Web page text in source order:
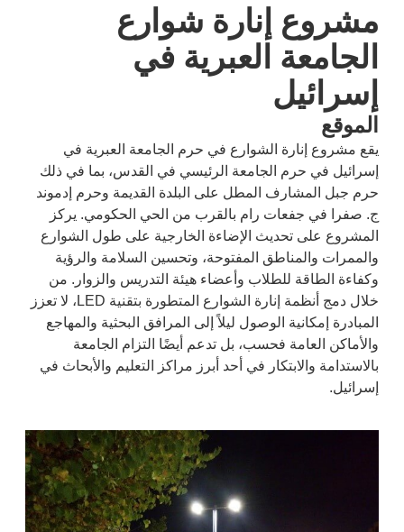
مشروع إنارة شوارع
الجامعة العبرية في
إسرائيل
الموقع
يقع مشروع إنارة الشوارع في حرم الجامعة العبرية في
إسرائيل في حرم الجامعة الرئيسي في القدس، بما في ذلك
حرم جبل المشارف المطل على البلدة القديمة وحرم إدموند
ج. صفرا في جفعات رام بالقرب من الحي الحكومي. يركز
المشروع على تحديث الإضاءة الخارجية على طول الشوارع
والممرات والمناطق المفتوحة، وتحسين السلامة والرؤية
وكفاءة الطاقة للطلاب وأعضاء هيئة التدريس والزوار. من
خلال دمج أنظمة إنارة الشوارع المتطورة بتقنية LED، لا تعزز
المبادرة إمكانية الوصول ليلاً إلى المرافق البحثية والمهاجع
والأماكن العامة فحسب، بل تدعم أيضًا التزام الجامعة
بالاستدامة والابتكار في أحد أبرز مراكز التعليم والأبحاث في
إسرائيل.